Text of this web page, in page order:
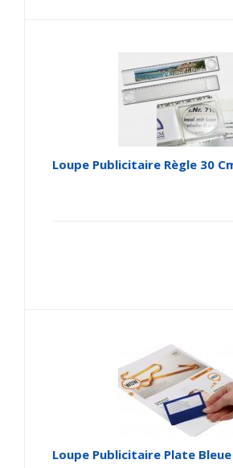
Loupe Publicitaire Règle 30
Loupe Publicitaire Plate Bleue